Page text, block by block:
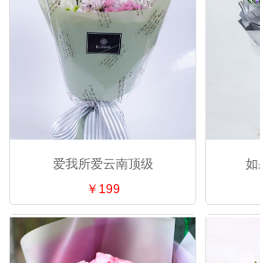
爱我所爱云南顶级
￥199